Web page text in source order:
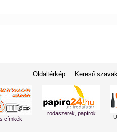
Oldaltérkép Kereső szavak
címkék
Irodaszerek, papírok